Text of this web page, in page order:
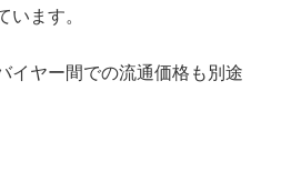
います。
イヤー間での流通価格も別途